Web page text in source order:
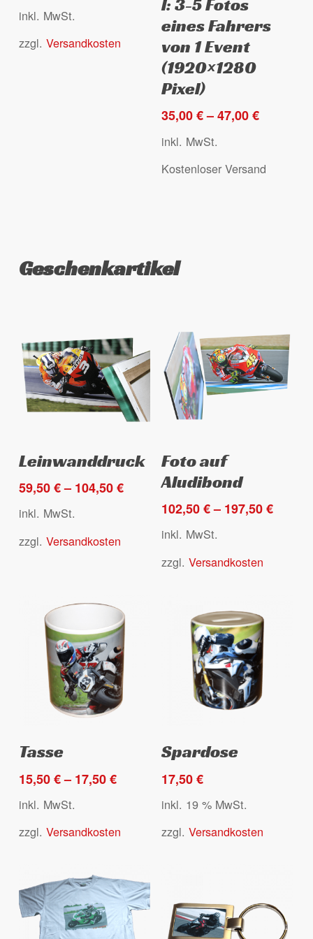
Varianten
auf.
inkl. MwSt.
zzgl. Versandkosten
mehrere
Varianten
auf.
Die
Optionen
auf
der
Produktseite
l: 3-5 Fotos
eines Fahrers
von 1 Event
(1920×1280
Pixel)
35,00€–47,00€
inkl. MwSt.
Kostenloser Versand
Geschenkartikel
Produkt
weist
Varianten
auf.
Produktseite
gewählt
werden
Leinwanddruck
59,50€– 104,50€
inkl. MwSt.
zzgl. Versandkosten
Produkt
weist
mehrere
auf.
Die
Produktseite
gewählt
werden
Foto auf
Aludibond
102,50€– 197,50€
inkl. MwSt.
zzgl.Versandkosten
Produkt
weist
Varianten
auf.
können
auf
Tasse
15,50€– 17,50€
inkl. MwSt.
zzgl. Versandkosten
Spardose
17,50€
inkl. 19 % MwSt.
zzgl.Versandkosten